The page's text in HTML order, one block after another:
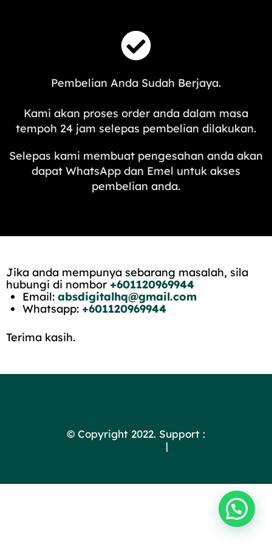
Pembelian Anda Sudah Berjaya.
Kami akan proses order anda dalam masa
tempoh 24 jam selepas pembelian dilakukan.
Selepas kami membuat pengesahan anda akan
dapat WhatsApp dan Emel untuk akses
pembelian anda.
Jika anda mempunya sebarang masalah, sila
hubungi di nombor +601120969944
Email: absdigitalhq@gmail.com
Whatsapp: +601120969944
Terima kasih.
© Copyright 2022. Support :
|